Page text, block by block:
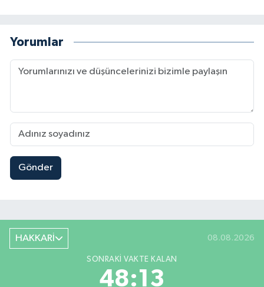
Yorumlar
Gönder
HAKKARİ 08.08.2026
SONRAKI VAKTE KALAN
48:12